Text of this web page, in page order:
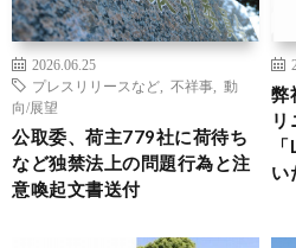
2026.06.25
プレスリリースなど
不祥事
動
向/展望
公取委、荷主779社に荷待ち
など独禁法上の問題行為と注
意喚起文書送付
弊
リ
い